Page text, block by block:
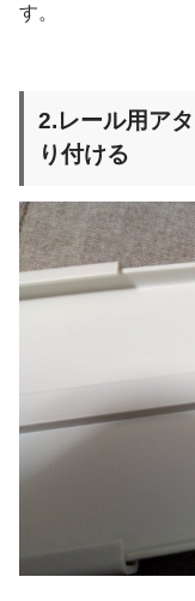
す。
2.レール用ア
り付ける